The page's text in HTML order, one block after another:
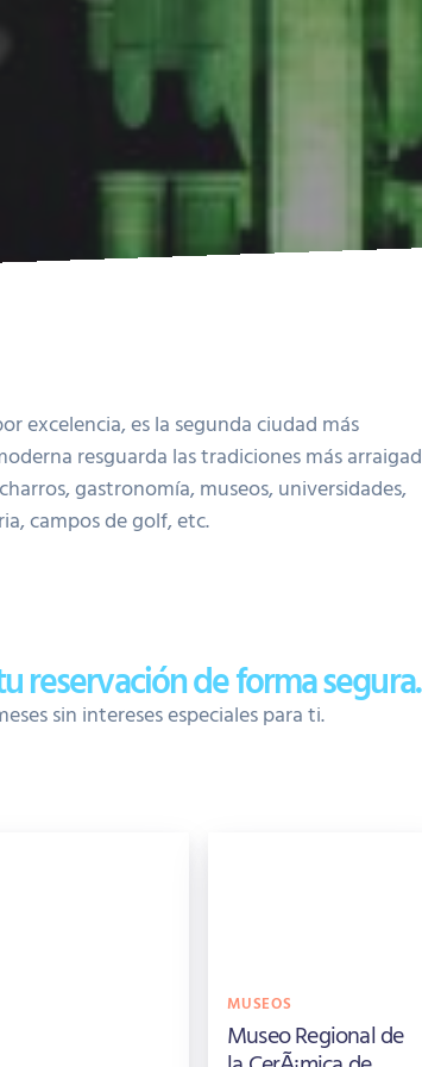
excelencia, es la segunda ciudad más
resguarda las tradiciones más
gastronomía, museos, universidades,
campos de golf, etc.
reservación de forma segura.
sin intereses especiales para ti.
MUSEOS
Museo Regional de